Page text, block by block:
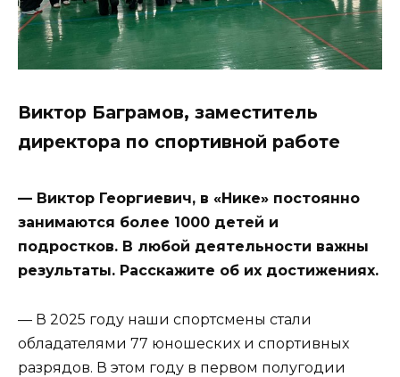
Виктор Баграмов, заместитель
директора по спортивной работе
— Виктор Георгиевич, в «Нике» постоянно
занимаются более 1000 детей и
подростков. В любой деятельности важны
результаты. Расскажите об их достижениях.
— В 2025 году наши спортсмены стали
обладателями 77 юношеских и спортивных
разрядов. В этом году в первом полугодии